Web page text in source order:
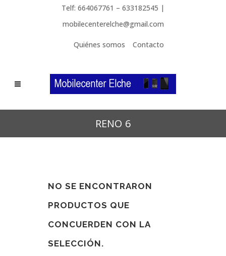
Telf: 664067761 – 633182545 |
mobilecenterelche@gmail.com
Quiénes somos Contacto
RENO 6
NO SE ENCONTRARON
PRODUCTOS QUE
CONCUERDEN CON LA
SELECCIÓN.